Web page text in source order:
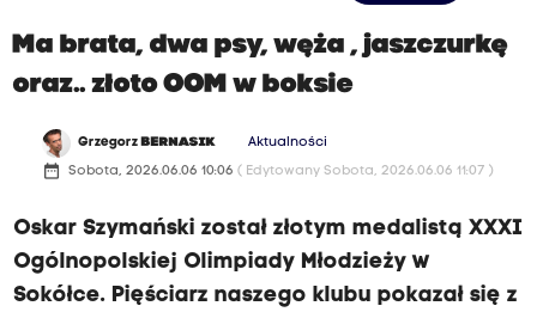
Ma brata, dwa psy, węża , jaszczurkę
oraz.. złoto OOM w boksie
Grzegorz BERNASIK Aktualności
date_range Sobota, 2026.06.06 10:06 ( Edytowany Sobota, 2026.06.06 11:07 )
Oskar Szymański został złotym medalistą XXXI
Ogólnopolskiej Olimpiady Młodzieży w
Sokółce. Pięściarz naszego klubu pokazał się z